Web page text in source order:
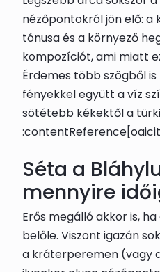
nézőpontokról jön elő: a
tónusa és a környező
kompozíciót, ami miatt
Érdemes több szögből
fényekkel együtt a víz
sötétebb kékektől a
Séta a
mennyire
Erős megálló akkor is,
belőle. Viszont igazán
a kráterperemen (vagy